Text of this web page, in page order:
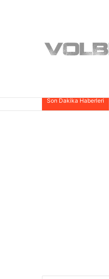
Son Dakika Haberleri